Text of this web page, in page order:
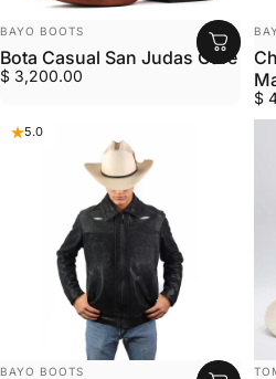
MARCA:
BAYO BOOTS
Bota Casual San Judas Café
$ 3,200.00
$
5.0
MARCA:
BAYO BOOTS